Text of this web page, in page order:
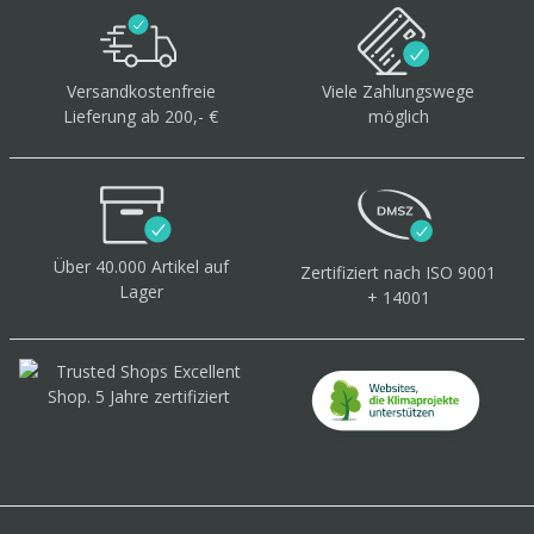
Versandkostenfreie
Lieferung ab 200,- €
Viele Zahlungswege
möglich
Über 40.000 Artikel auf
Lager
Zertifiziert nach ISO 9001
+ 14001